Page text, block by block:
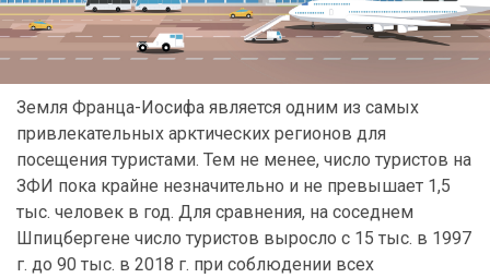
Земля Франца-Иосифа является одним из самых
привлекательных арктических регионов для
посещения туристами. Тем не менее, число туристов на
ЗФИ пока крайне незначительно и не превышает 1,5
тыс. человек в год. Для сравнения, на соседнем
Шпицбергене число туристов выросло с 15 тыс. в 1997
г. до 90 тыс. в 2018 г. при соблюдении всех